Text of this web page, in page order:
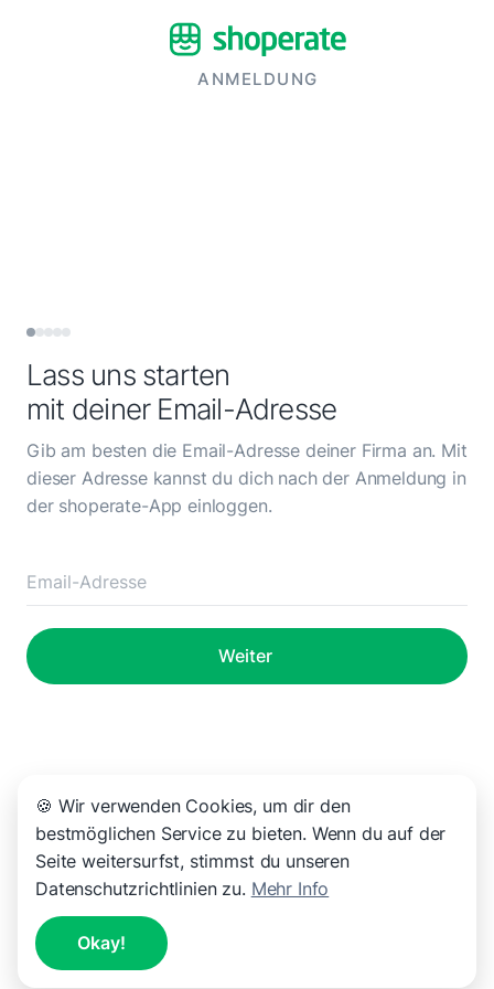
ANMELDUNG
Lass uns starten
mit deiner Email-Adresse
Gib am besten die Email-Adresse deiner Firma an. Mit
dieser Adresse kannst du dich nach der Anmeldung in
der shoperate-App einloggen.
Weiter
🍪 Wir verwenden Cookies, um dir den
bestmöglichen Service zu bieten. Wenn du auf der
Seite weitersurfst, stimmst du unseren
Datenschutzrichtlinien zu. Mehr Info
Okay!